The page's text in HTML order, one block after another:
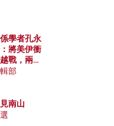
學者孔永
將美伊衝
戰，兩者
？中國崛
部
南山